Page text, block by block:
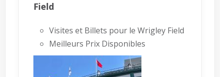
Field
Visites et Billets pour le Wrigley Field
Meilleurs Prix Disponibles